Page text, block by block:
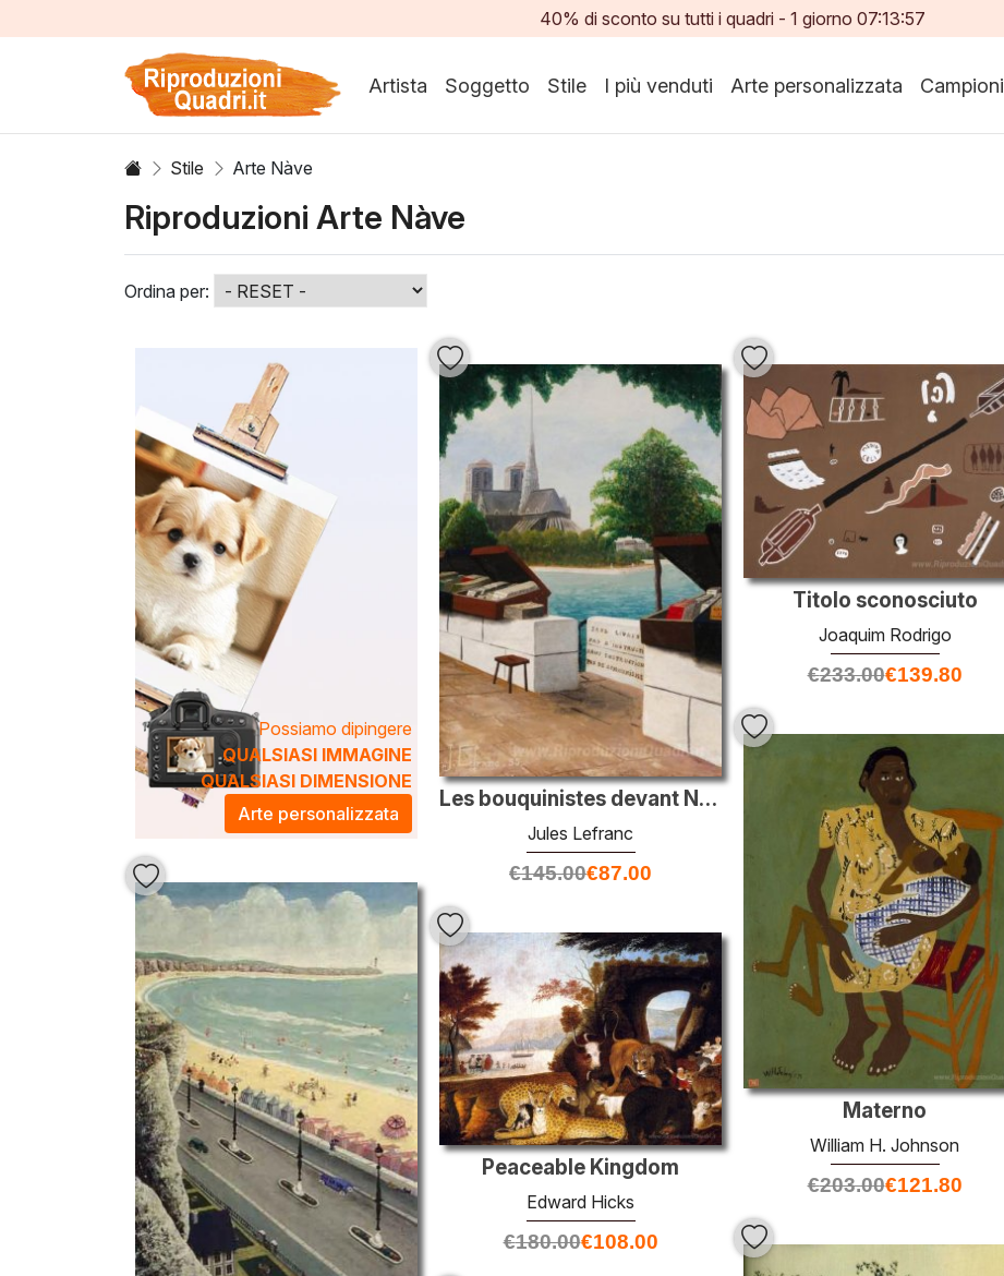
40% di sconto su tutti i quadri -1 giorno 07:13:55
Artista Soggetto Stile I più venduti Arte personalizzata Campioni
Stile Arte Nàve
Riproduzioni Arte Nàve
Ordina per:
Possiamo dipingere
QUALSIASI IMMAGINE
QUALSIASI DIMENSIONE
Arte personalizzata
Les bouquinistes devant Notre Dame
Jules Lefranc
€145.00€87.00
Titolo sconosciuto
Joaquim Rodrigo
€233.00€139.80
Materno
William H. Johnson
€203.00€121.80
Peaceable Kingdom
Edward Hicks
€180.00€108.00